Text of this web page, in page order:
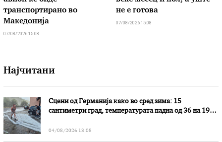
транспортирано во
Македонија
07/08/2026 15:08
не е готова
07/08/2026 15:08
Најчитани
Сцени од Германија како во сред зима: 15
сантиметри град, температурата падна од 36 на 19
04/08/2026 13:08